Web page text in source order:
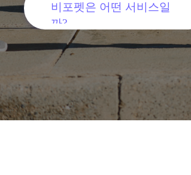
비포펫은 어떤 서비스일
까?